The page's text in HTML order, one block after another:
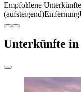
Empfohlene Unterkünfte
(aufsteigend)Entfernung
Unterkünfte in